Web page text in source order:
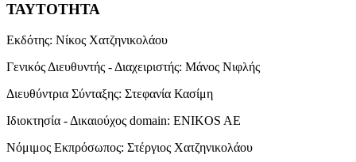
ΤΑΥΤΟΤΗΤΑ
Εκδότης: Νίκος Χατζηνικολάου
Γενικός Διευθυντής - Διαχειριστής: Μάνος Νιφλής
Διευθύντρια Σύνταξης: Στεφανία Κασίμη
Ιδιοκτησία - Δικαιούχος domain: ENIKOS AE
Νόμιμος Εκπρόσωπος: Στέργιος Χατζηνικολάου